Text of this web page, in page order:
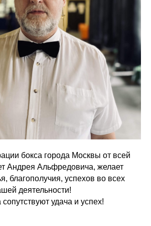
бокса города Москвы от всей
Андрея Альфредовича, желает
благополучия, успехов во всех
деятельности!
удача и успех!